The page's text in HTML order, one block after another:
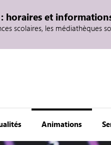
: horaires et
scolaires, les médiathèques
Animations